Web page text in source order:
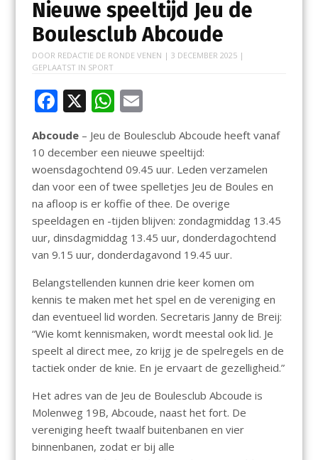
Nieuwe speeltijd Jeu de
Boulesclub Abcoude
DOOR REDACTIE DE RONDE VENEN | 3 DECEMBER 2025|
GEPLAATST IN SPORT
F
ac
e
b
o
o
k
X W
at
s
A
p
p
E
m
ai
l
Abcoude– Jeu de Boulesclub Abcoude heeft vanaf
10 december een nieuwe speeltijd:
woensdagochtend 09.45 uur. Leden verzamelen
dan voor een of twee spelletjes Jeu de Boules en
na afloop is er koffie of thee. De overige
speeldagen en -tijden blijven: zondagmiddag 13.45
uur, dinsdagmiddag 13.45 uur, donderdagochtend
van 9.15 uur, donderdagavond 19.45 uur.
Belangstellenden kunnen drie keer komen om
kennis te maken met het spel en de vereniging en
dan eventueel lid worden. Secretaris Janny de Breij:
“Wie komt kennismaken, wordt meestal ook lid. Je
speelt al direct mee, zo krijg je de spelregels en de
tactiek onder de knie. En je ervaart de gezelligheid.”
Het adres van de Jeu de Boulesclub Abcoude is
Molenweg 19B, Abcoude, naast het fort. De
vereniging heeft twaalf buitenbanen en vier
binnenbanen, zodat er bij alle